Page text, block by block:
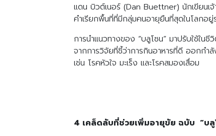
แดน บิวต์เนอร์ (Dan Buettner) นักเขียน
คำเรียกพื้นที่ที่มีกลุ่มคนอายุยืนที่สุดในโลกอ
การนำแนวทางของ “บลูโซน” มาปรับใช้ใน
จากการวิจัยที่ชี้ว่าการกินอาหารที่ดี ออกกำ
เช่น โรคหัวใจ มะเร็ง และโรคสมองเสื่อม
4 เคล็ดลับที่ช่วยเพิ่มอายุขัย ฉบับ “บลู